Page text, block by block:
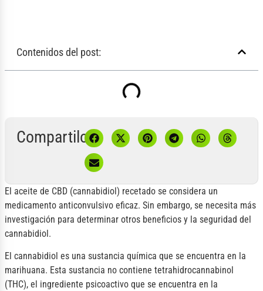
Contenidos del post:
Compartilo:
El aceite de CBD (cannabidiol) recetado se considera un
medicamento anticonvulsivo eficaz. Sin embargo, se necesita más
investigación para determinar otros beneficios y la seguridad del
cannabidiol.
El cannabidiol es una sustancia química que se encuentra en la
marihuana. Esta sustancia no contiene tetrahidrocannabinol
(THC), el ingrediente psicoactivo que se encuentra en la